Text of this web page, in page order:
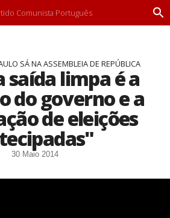
Comunista Português
P
SÁ NA ASSEMBLEIA DE REPÚBLICA
saída limpa é a
do governo e a
de eleições
30 Maio 2014